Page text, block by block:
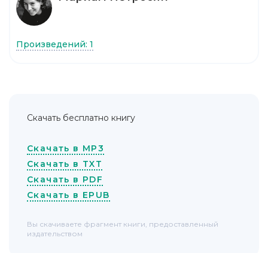
Произведений: 1
Скачать бесплатно книгу
Скачать в MP3
Скачать в TXT
Скачать в PDF
Скачать в EPUB
Вы скачиваете фрагмент книги, предоставленный
издательством